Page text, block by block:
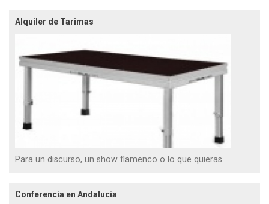
Alquiler de Tarimas
Para un discurso, un show flamenco o lo que quieras
Conferencia en Andalucia